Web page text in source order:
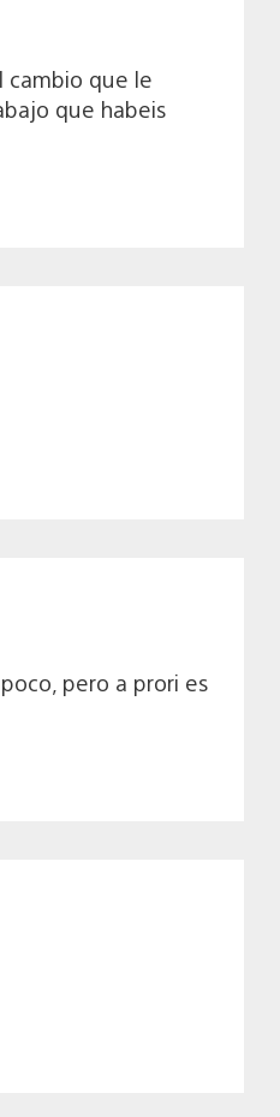
cambio que le
que habeis
pero a prori es